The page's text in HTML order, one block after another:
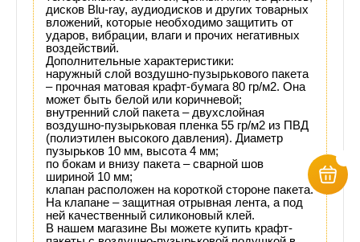
дисков Blu-ray, аудиодисков и других товарных
вложений, которые необходимо защитить от
ударов, вибрации, влаги и прочих негативных
воздействий.
Дополнительные характеристики:
наружный слой воздушно-пузырькового пакета
– прочная матовая крафт-бумага 80 гр/м2. Она
может быть белой или коричневой;
внутренний слой пакета – двухслойная
воздушно-пузырьковая пленка 55 гр/м2 из ПВД
(полиэтилен высокого давления). Диаметр
пузырьков 10 мм, высота 4 мм;
по бокам и внизу пакета – сварной шов
шириной 10 мм;
клапан расположен на короткой стороне пакета.
На клапане – защитная отрывная лента, а под
ней качественный силиконовый клей.
В нашем магазине Вы можете купить крафт-